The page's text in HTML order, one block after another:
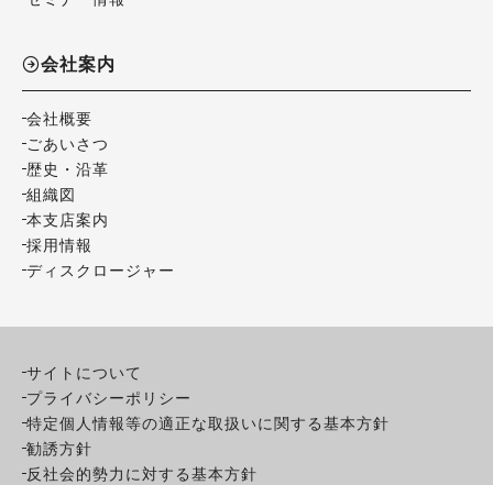
会社案内
会社概要
ごあいさつ
歴史・沿革
組織図
本支店案内
採用情報
ディスクロージャー
サイトについて
プライバシーポリシー
特定個人情報等の適正な取扱いに関する基本方針
勧誘方針
反社会的勢力に対する基本方針